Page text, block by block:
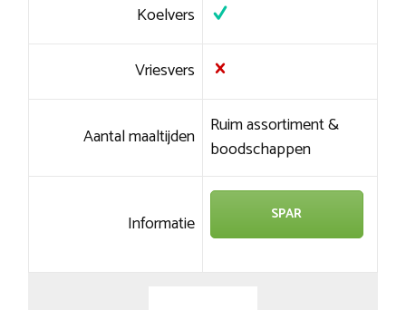
Koelvers
Vriesvers
Aantal maaltijden Ruim assortiment &
boodschappen
Informatie SPAR